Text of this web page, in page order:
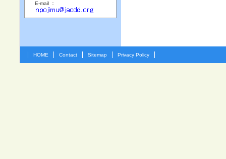
E-mail ：
HOME Contact Sitemap Privacy Policy